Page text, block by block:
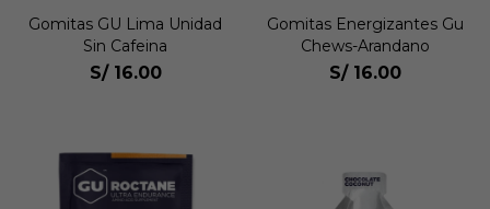
Gomitas GU Lima Unidad
Sin Cafeina
S/ 16.00
Gomitas Energizantes Gu
Chews-Arandano
S/ 16.00